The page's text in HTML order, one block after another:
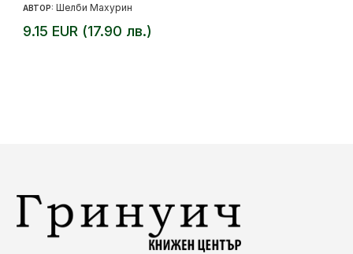
АВТОР: Шелби Махурин
9.15 EUR (17.90 лв.)